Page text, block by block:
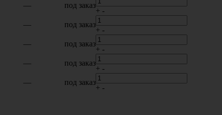
— под заказ
+ -
— под заказ
+ -
— под заказ
+ -
— под заказ
+ -
— под заказ
+ -